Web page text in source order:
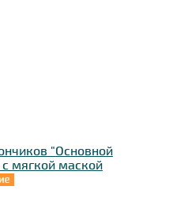
"Основной
с мягкой маской